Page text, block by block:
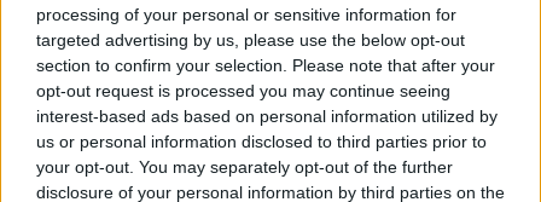
processing of your personal or sensitive information for
targeted advertising by us, please use the below opt-out
section to confirm your selection. Please note that after your
opt-out request is processed you may continue seeing
interest-based ads based on personal information utilized by
us or personal information disclosed to third parties prior to
your opt-out. You may separately opt-out of the further
disclosure of your personal information by third parties on the
Kapcsolódó hírek